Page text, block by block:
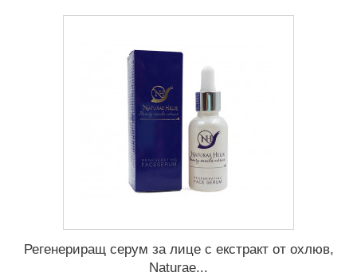
Регенериращ серум за лице с екстракт от охлюв,
Naturae...